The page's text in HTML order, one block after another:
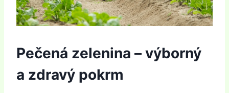
Pečená zelenina – výborný
a zdravý pokrm